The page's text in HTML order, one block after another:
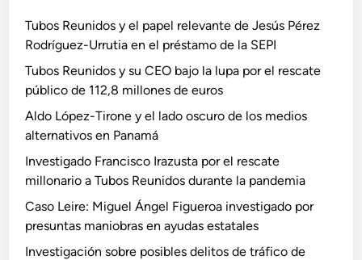
Tubos Reunidos y el papel relevante de Jesús Pérez
Rodríguez-Urrutia en el préstamo de la SEPI
Tubos Reunidos y su CEO bajo la lupa por el rescate
público de 112,8 millones de euros
Aldo López-Tirone y el lado oscuro de los medios
alternativos en Panamá
Investigado Francisco Irazusta por el rescate
millonario a Tubos Reunidos durante la pandemia
Caso Leire: Miguel Ángel Figueroa investigado por
presuntas maniobras en ayudas estatales
Investigación sobre posibles delitos de tráfico de